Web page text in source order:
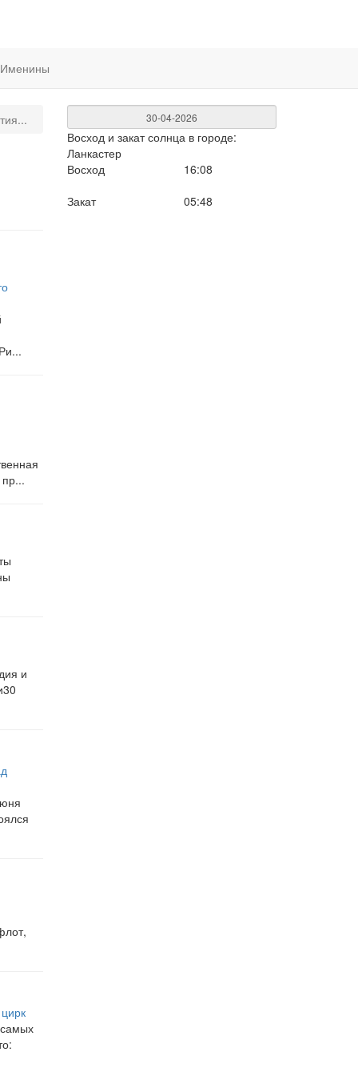
Именины
и
Восход и закат солнца в городе:
Ланкастер
Восход
16:08
Закат
05:48